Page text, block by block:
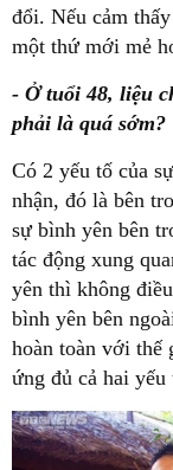
đổi. Nếu cảm
một thứ mới mẻ
- Ở tuổi 48, liệu
phải là quá sớm?
Có 2 yếu tố của
nhận, đó là bên
sự bình yên bên
tác động xung
yên thì không
bình yên bên
hoàn toàn với thế
ứng đủ cả hai